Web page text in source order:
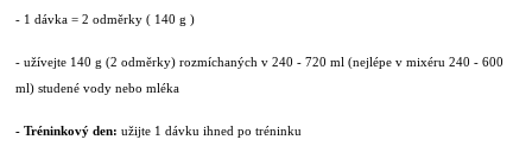
- 1 dávka = 2 odměrky ( 140 g )
- užívejte 140 g (2 odměrky) rozmíchaných v 240 - 720 ml (nejlépe v mixéru 240 - 600
ml) studené vody nebo mléka
- Tréninkový den: užijte 1 dávku ihned po tréninku